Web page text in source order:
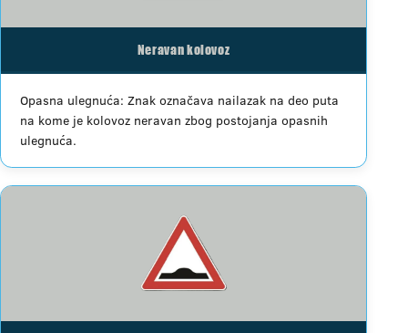
Neravan kolovoz
Opasna ulegnuća: Znak označava nailazak na deo puta
na kome je kolovoz neravan zbog postojanja opasnih
ulegnuća.